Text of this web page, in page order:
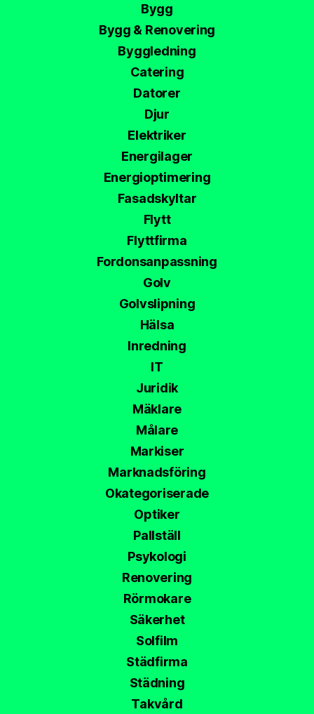
Bygg
Bygg & Renovering
Byggledning
Catering
Datorer
Djur
Elektriker
Energilager
Energioptimering
Fasadskyltar
Flytt
Flyttfirma
Fordonsanpassning
Golv
Golvslipning
Hälsa
Inredning
IT
Juridik
Mäklare
Målare
Markiser
Marknadsföring
Okategoriserade
Optiker
Pallställ
Psykologi
Renovering
Rörmokare
Säkerhet
Solfilm
Städfirma
Städning
Takvård